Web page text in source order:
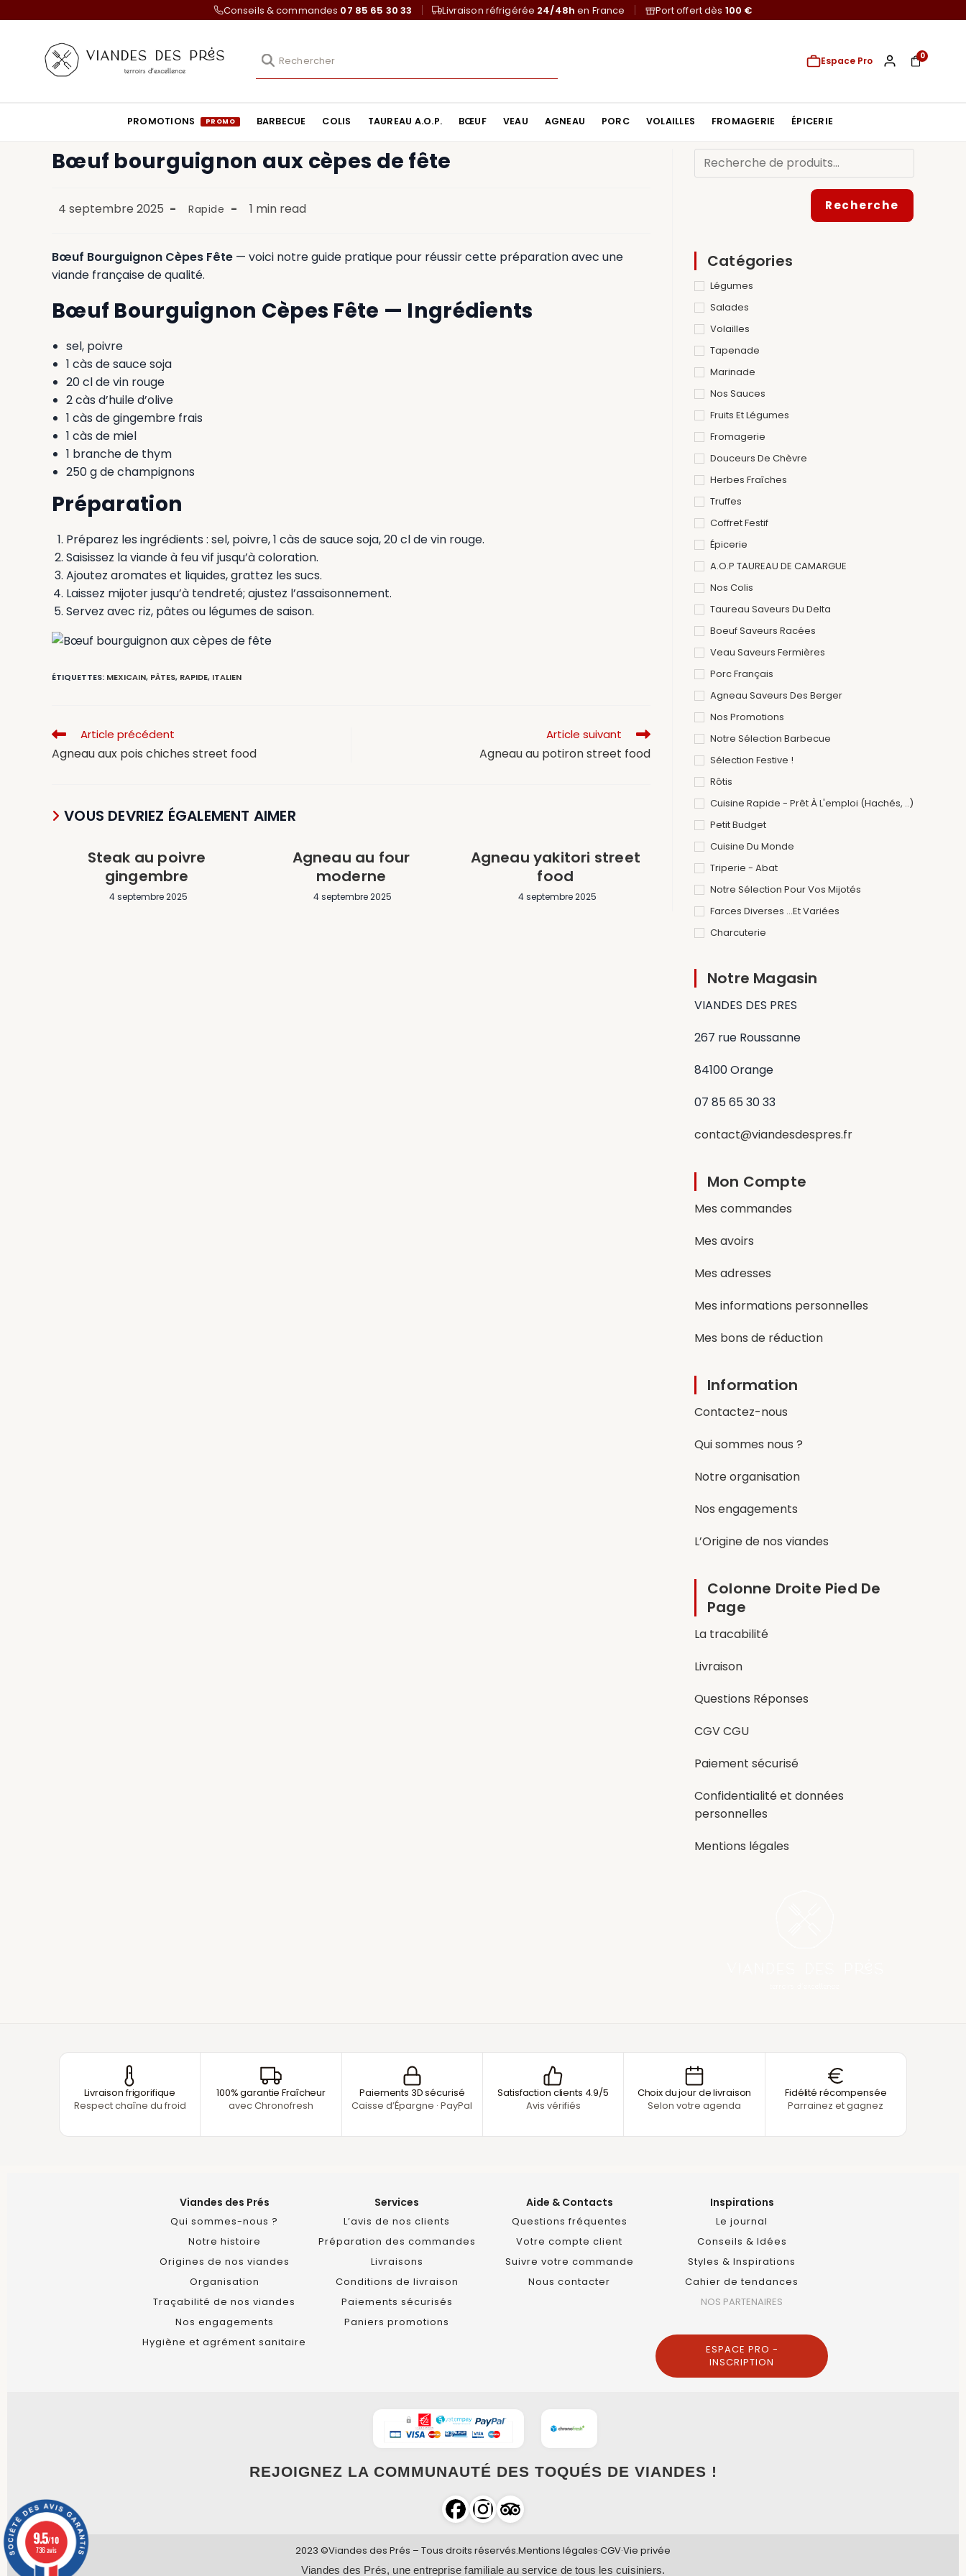
Conseils & commandes 07 85 65 30 33 Livraison réfrigérée 24/48h en France Port offert dès 100 €
Espace Pro 0
PROMOTIONS BARBECUE COLIS TAUREAU A.O.P. BŒUF VEAU AGNEAU PORC VOLAILLES FROMAGERIE ÉPICERIE
Bœuf bourguignon aux cèpes de fête
4 septembre 2025 Rapide 1 min read
Bœuf Bourguignon Cèpes Fête — voici notre guide pratique pour réussir cette préparation avec une
viande française de qualité.
Bœuf Bourguignon Cèpes Fête — Ingrédients
sel, poivre
1 càs de sauce soja
20 cl de vin rouge
2 càs d’huile d’olive
1 càs de gingembre frais
1 càs de miel
1 branche de thym
250 g de champignons
Préparation
Préparez les ingrédients : sel, poivre, 1 càs de sauce soja, 20 cl de vin rouge.
Saisissez la viande à feu vif jusqu’à coloration.
Ajoutez aromates et liquides, grattez les sucs.
Laissez mijoter jusqu’à tendreté; ajustez l’assaisonnement.
Servez avec riz, pâtes ou légumes de saison.
ÉTIQUETTES: MEXICAIN, PÂTES, RAPIDE, ITALIEN
Article précédent
Agneau aux pois chiches street food
Article suivant
Agneau au potiron street food
VOUS DEVRIEZ ÉGALEMENT AIMER
Steak au poivre
gingembre
4 septembre 2025
Agneau au four
moderne
4 septembre 2025
Agneau yakitori street
food
4 septembre 2025
Recherche
Catégories
Légumes
Salades
Volailles
Tapenade
Marinade
Nos Sauces
Fruits Et Légumes
Fromagerie
Douceurs De Chèvre
Herbes Fraîches
Truffes
Coffret Festif
Épicerie
A.O.P TAUREAU DE CAMARGUE
Nos Colis
Taureau Saveurs Du Delta
Boeuf Saveurs Racées
Veau Saveurs Fermières
Porc Français
Agneau Saveurs Des Berger
Nos Promotions
Notre Sélection Barbecue
Sélection Festive !
Rôtis
Cuisine Rapide - Prêt À L'emploi (hachés, ..)
Petit Budget
Cuisine Du Monde
Triperie - Abat
Notre Sélection Pour Vos Mijotés
Farces Diverses ...et Variées
Charcuterie
Notre Magasin
VIANDES DES PRES
267 rue Roussanne
84100 Orange
07 85 65 30 33
contact@viandesdespres.fr
Mon Compte
Mes commandes
Mes avoirs
Mes adresses
Mes informations personnelles
Mes bons de réduction
Information
Contactez-nous
Qui sommes nous ?
Notre organisation
Nos engagements
L’Origine de nos viandes
Colonne Droite Pied De
Page
La tracabilité
Livraison
Questions Réponses
CGV CGU
Paiement sécurisé
Confidentialité et données
personnelles
Mentions légales
Livraison frigorifique
Respect chaîne du froid
100% garantie Fraîcheur
avec Chronofresh
Paiements 3D sécurisé
Caisse d’Épargne · PayPal
Satisfaction clients 4.9/5
Avis vérifiés
Choix du jour de livraison
Selon votre agenda
Fidélité récompensée
Parrainez et gagnez
Viandes des Prés
Qui sommes-nous ?
Notre histoire
Origines de nos viandes
Organisation
Traçabilité de nos viandes
Nos engagements
Hygiène et agrément sanitaire
Services
L’avis de nos clients
Préparation des commandes
Livraisons
Conditions de livraison
Paiements sécurisés
Paniers promotions
Aide & Contacts
Questions fréquentes
Votre compte client
Suivre votre commande
Nous contacter
Inspirations
Le journal
Conseils & Idées
Styles & Inspirations
Cahier de tendances
NOS PARTENAIRES
ESPACE PRO -
INSCRIPTION
REJOIGNEZ LA COMMUNAUTÉ DES TOQUÉS DE VIANDES !
2023 ©Viandes des Prés – Tous droits réservés.Mentions légales·CGV·Vie privée
Viandes des Prés, une entreprise familiale au service de tous les cuisiniers.
9.5/10
736 avis